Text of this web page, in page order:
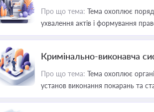
Про що тема: Тема охоплює
ухвалення актів і формування
Кримінально-виконавча
Про що тема: Тема охоплює
установ виконання покарань та